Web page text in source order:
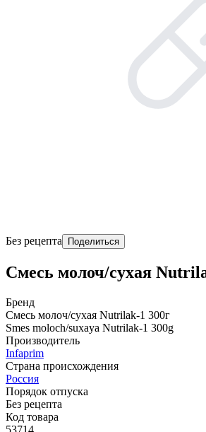
Без рецепта Поделиться
Смесь молоч/сухая
Бренд
Смесь молоч/сухая Nutrilak-1 300г
Smes moloch/suxaya Nutrilak-1 300g
Производитель
Infaprim
Страна происхождения
Россия
Порядок отпуска
Без рецепта
Код товара
53714